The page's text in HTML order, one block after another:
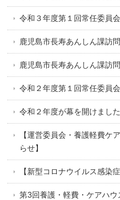
令和３年度第１回常任委員
鹿児島市長寿あんしん課訪
鹿児島市長寿あんしん課訪
令和２年度第１回常任委員
令和２年度が幕を開けました
【運営委員会・養護軽費ケ
らせ】
【新型コロナウイルス感染
第3回養護・軽費・ケアハウ